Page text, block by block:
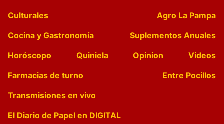
Culturales
Agro La Pampa
Cocina y Gastronomía
Suplementos Anuales
Horóscopo
Quiniela Opinion
Videos
Farmacias de turno
Entre Pocillos
Transmisiones en vivo
El Diario de Papel en DIGITAL